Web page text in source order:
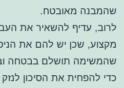
שהמבנה מאובטח.
לרוב, עדיף להשאיר את
מקצוע, שכן יש להם את
שהמשימה תושלם בבטחה
כדי להפחית את הסיכון